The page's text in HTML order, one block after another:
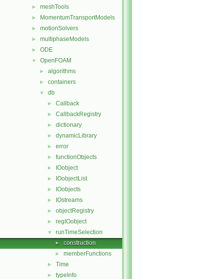
► meshTools
► MomentumTransportModels
► motionSolvers
► multiphaseModels
► ODE
▼ OpenFOAM
► algorithms
► containers
▼ db
► Callback
► CallbackRegistry
► dictionary
► dynamicLibrary
► error
► functionObjects
► IOobject
► IOobjectList
► IOobjects
► IOstreams
► objectRegistry
► regIOobject
▼ runTimeSelection
► construction
► memberFunctions
► Time
► typeInfo